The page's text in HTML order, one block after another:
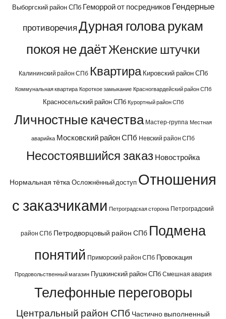
Выборгский район СПб Геморрой от посредников Гендерные
противоречияДурная голова рукам
покоя не даётЖенские штучки
Калининский район СПб Квартира Кировский район СПб
Коммунальная квартира Короткое замыкание Красногвардейский район СПб
Красносельский район СПб Курортный район СПб
Личностные качества Мастер-группа Местная
аварийка Московский район СПб Невский район СПб
Несостоявшийся заказ Новостройка
Нормальная тётка Осложнённый доступ Отношения
с заказчиками Петроградская сторона Петроградский
район СПб Петродворцовый район СПб Подмена
понятий Приморский район СПб Провокация
Продовольственный магазин Пушкинский район СПб Смешная авария
Телефонные переговоры
Центральный район СПб Частично выполненный